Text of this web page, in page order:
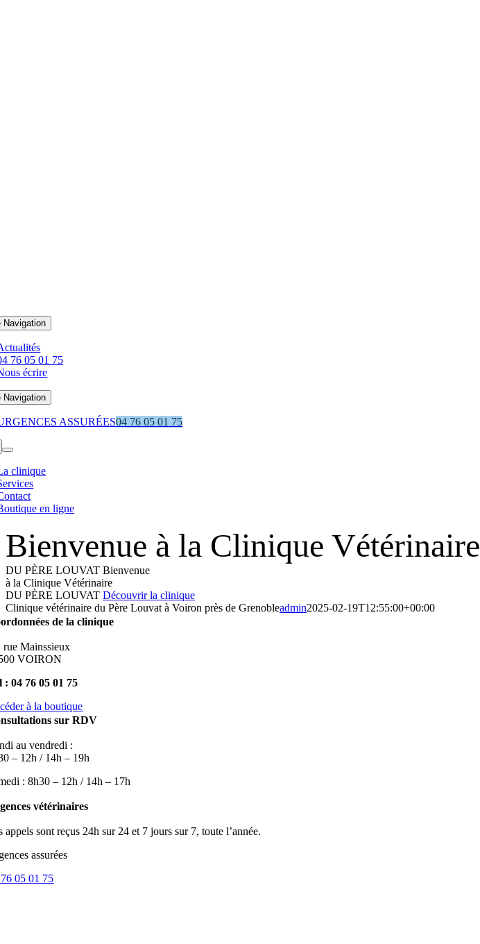
Navigation
76 05 01 75
écrire
Navigation
ASSURÉES04 76 05 01 75
clinique
en ligne
Bienvenue à la Clinique Vétérinaire
DU PÈRE LOUVAT Bienvenue
à la Clinique Vétérinaire
DU PÈRE LOUVAT Découvrir la clinique
Clinique vétérinaire du Père Louvat à Voiron près de Grenobleadmin2025-02-19T12:55:00+00:00
de la clinique
rue Mainssieux
VOIRON
: 04 76 05 01 75
à la boutique
sur RDV
au vendredi :
– 12h / 14h – 19h
: 8h30 – 12h / 14h – 17h
vétérinaires
appels sont reçus 24h sur 24 et 7 jours sur 7, toute l’année.
assurées
05 01 75